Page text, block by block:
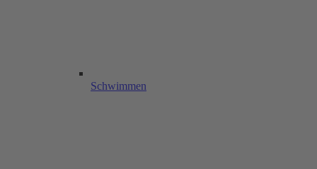
Schwimmen